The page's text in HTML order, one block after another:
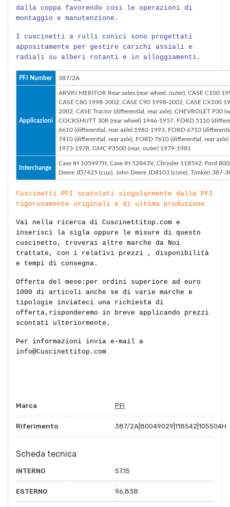
dalla coppa favorendo cosi le operazioni di
montaggio e manutenzione.
I cuscinetti a rulli conici sono progettati
appositamente per gestire carichi assiali e
radiali su alberi rotanti e in alloggiamenti.
PFI Number 387/2A
Applicazioni
ARVIN MERITOR Rear axles (rear wheel, outer), CASE C100
CASE C80 1998-2002, CASE C90 1998-2002, CASE CX100
2002, CASE Tractor (differential, rear axle), CHEVROLET P30
COCKSHUTT 30R (rear wheel) 1946-1957, FORD 5110
6610 (differential, rear axle) 1982-1993, FORD 6710
7410 (differential, rear axle), FORD 7610 (differential, rear
1973-1978, GMC P3500 (rear, outer) 1979-1981
Interchange
Case IH 105497H, Case IH 52843V, Chrysler 118542, Ford
Deere JD7425 (cup), John Deere JD8103 (cone), Timken 387-
Cuscinetti PFI scatolati singolarmente dalla PFI
rigorosamente originali e di ultima produzione
Vai nella ricerca di Cuscinettitop.com e
inserisci la sigla oppure le misure di questo
cuscinetto, troverai altre marche da Noi
trattate, con i relativi prezzi , disponibilità
e tempi di consegna.
Offerta del mese:per ordini superiore ad euro
1000 di articoli anche se di varie marche e
tipologie inviateci una richiesta di
offerta,risponderemo in breve applicando prezzi
scontati ulteriormente.
Per informazioni invia e-mail a
info@Cuscinettitop.com
Marca PFI
Riferimento 387/2A|80049029|118542|105504H
Scheda tecnica
INTERNO 57,15
ESTERNO 96,838